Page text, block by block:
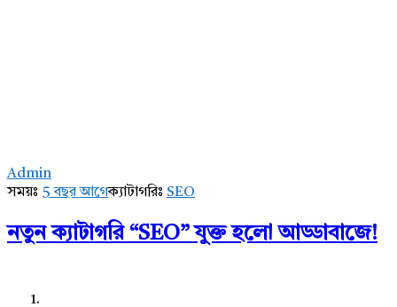
Latest
প্রশ্ন
Admin
সময়ঃ 5 বছর আগেক্যাটাগরিঃ SEO
নতুন ক্যাটাগরি “SEO” যুক্ত হলো আড্ডাবাজে!